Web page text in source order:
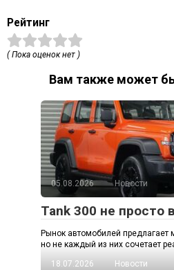
Рейтинг
( Пока оценок нет )
Вам также может
05.08.2026 Новости
Tank 300 не просто
Рынок автомобилей предлагает
но не каждый из них сочетает
18.07.2026
Новости